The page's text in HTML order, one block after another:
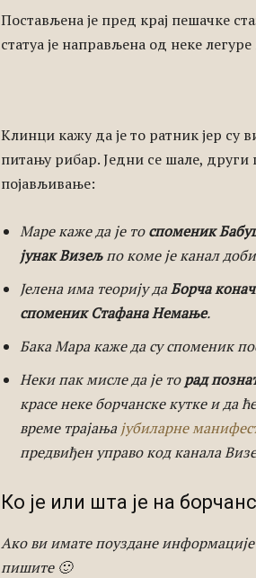
Постављена је пред крај пешачке
статуа је направљена од неке
Клинци кажу да је то ратник јер су
питању рибар. Једни се шале, други
појављивање:
Маре каже да је тоспоменик
јунак Визељпо коме је канал
Јелена има теорију даБорча
споменик Стафана Немање.
Бака Мара каже да су споменик
Неки пак мисле да је торад
красе неке борчанске кутке и да
време трајањајубиларне
предвиђен управо код канала
Ко је или шта је на
Ако ви имате поуздане
пишите 🙂